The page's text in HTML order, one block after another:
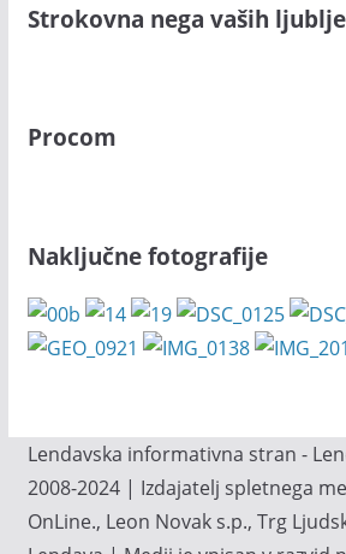
Strokovna nega vaših
Procom
Naključne fotografije
Lendavska informativna stran -
2008-2024 | Izdajatelj spletnega
OnLine., Leon Novak s.p., Trg